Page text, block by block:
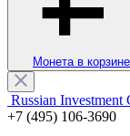
Монета в корзине
Russian Investment
+7 (495) 106-3690